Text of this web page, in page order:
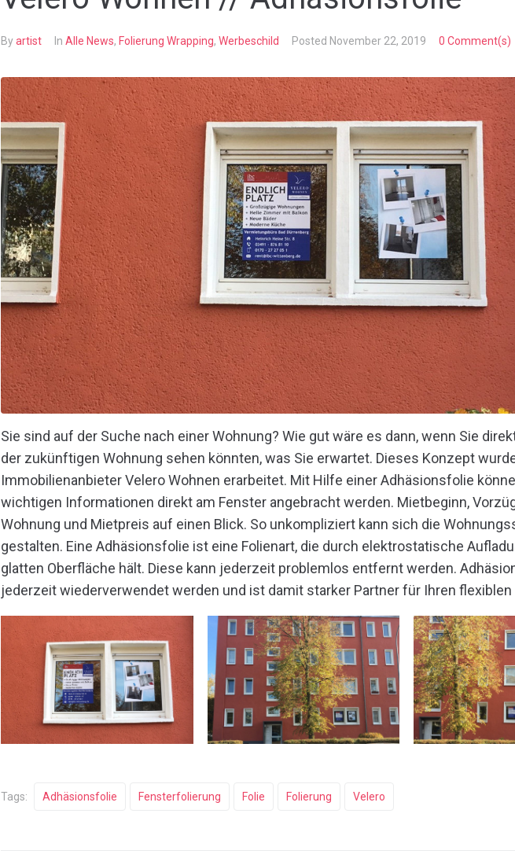
Byartist In Alle News, Folierung Wrapping, Werbeschild Posted November 22, 2019 0 Comment(s)
Sie sind auf der Suche nach einer Wohnung? Wie gut wäre es dann, wenn Sie
der zukünftigen Wohnung sehen könnten, was Sie erwartet. Dieses Konzept
Immobilienanbieter Velero Wohnen erarbeitet. Mit Hilfe einer Adhäsionsfolie
wichtigen Informationen direkt am Fenster angebracht werden. Mietbeginn,
Wohnung und Mietpreis auf einen Blick. So unkompliziert kann sich die
gestalten. Eine Adhäsionsfolie ist eine Folienart, die durch elektrostatische
glatten Oberfläche hält. Diese kann jederzeit problemlos entfernt werden.
jederzeit wiederverwendet werden und ist damit starker Partner für Ihren
Tags: Adhäsionsfolie Fensterfolierung Folie Folierung Velero